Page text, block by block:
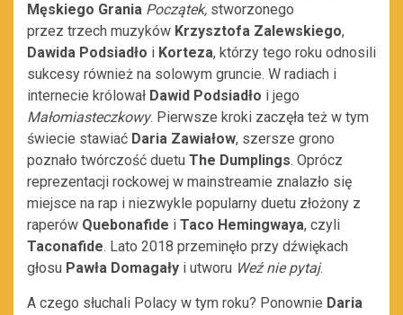
Męskiego Grania Początek, stworzonego
przez trzech muzyków Krzysztofa Zalewskiego,
Dawida Podsiadło i Korteza, którzy tego roku odnosili
sukcesy również na solowym gruncie. W radiach i
internecie królował Dawid Podsiadło i jego
Małomiasteczkowy. Pierwsze kroki zaczęła też w tym
świecie stawiać Daria Zawiałow, szersze grono
poznało twórczość duetu The Dumplings. Oprócz
reprezentacji rockowej w mainstreamie znalazło się
miejsce na rap i niezwykle popularny duetu złożony z
raperów Quebonafide i Taco Hemingwaya, czyli
Taconafide. Lato 2018 przeminęło przy dźwiękach
głosu Pawła Domagały i utworu Weź nie pytaj.
A czego słuchali Polacy w tym roku? Ponownie Daria